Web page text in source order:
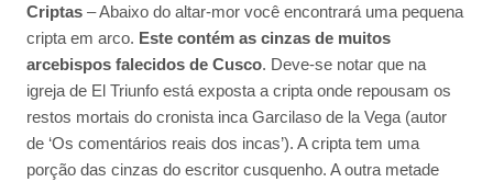
Criptas – Abaixo do altar-mor você encontrará uma pequena
cripta em arco. Este contém as cinzas de muitos
arcebispos falecidos de Cusco. Deve-se notar que na
igreja de El Triunfo está exposta a cripta onde repousam os
restos mortais do cronista inca Garcilaso de la Vega (autor
de ‘Os comentários reais dos incas’). A cripta tem uma
porção das cinzas do escritor cusquenho. A outra metade